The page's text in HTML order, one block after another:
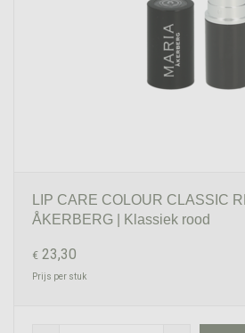
LIP CARE COLOUR CLASSIC
ÅKERBERG | Klassiek rood
€ 23,30
Prijs per stuk